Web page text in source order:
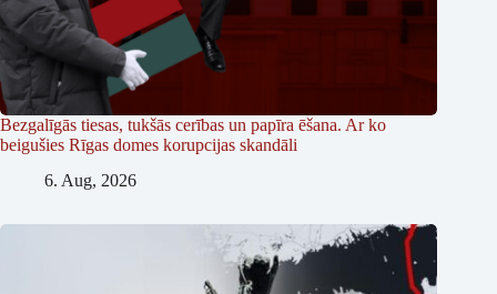
Bezgalīgās tiesas, tukšās cerības un papīra ēšana. Ar ko
beigušies Rīgas domes korupcijas skandāli
6. Aug, 2026